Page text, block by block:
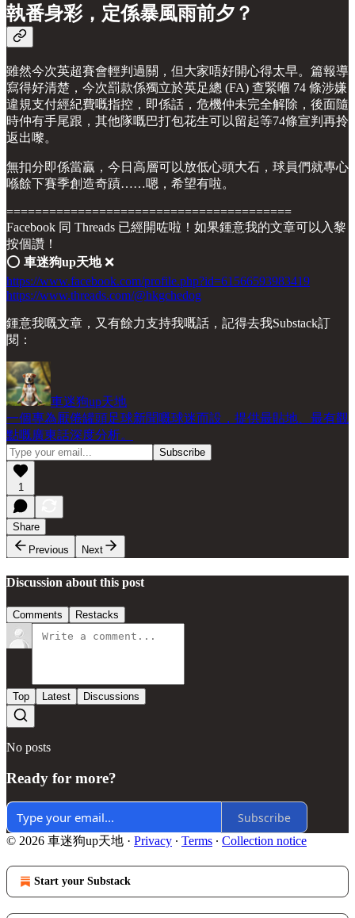
執番身彩，定係暴風雨前夕？
雖然今次英超賽會輕判過關，但大家唔好開心得太早。篇報導
寫得好清楚，今次罰款係獨立於英足總 (FA) 查緊嗰 74 條涉嫌
違規支付經紀費嘅指控，即係話，危機仲未完全解除，後面隨
時仲有手尾跟，其他隊嘅巴打包花生可以留起等74條宣判再拎
返出嚟。
無扣分即係當贏，今日高層可以放低心頭大石，球員們就專心
喺餘下賽季創造奇蹟……嗯，希望有啦。
========================================
Facebook 同 Threads 已經開咗啦！如果鍾意我的文章可以入黎
按個讚！
⭕️ 車迷狗up天地❌
https://www.facebook.com/profile.php?id=61566593983419
https://www.threads.com/@hkgchedog
鍾意我嘅文章，又有餘力支持我嘅話，記得去我Substack訂
閱：
車迷狗up天地
一個專為厭倦罐頭足球新聞嘅球迷而設，提供最貼地、最有觀
點嘅廣東話深度分析。
1
Share
Previous
Next
Discussion about this post
Comments Restacks
Top Latest Discussions
No posts
Ready for more?
Subscribe
© 2026 車迷狗up天地 · Privacy ∙ Terms ∙ Collection notice
Start your Substack